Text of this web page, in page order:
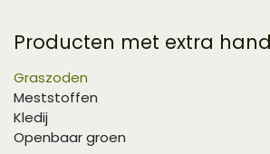
Producten met extra
Graszoden
Meststoffen
Kledij
Openbaar groen